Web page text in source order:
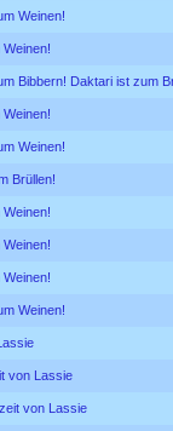
Weinen!
Bibbern! Daktari ist zum
Weinen!
Brüllen!
Weinen!
von Lassie
von Lassie